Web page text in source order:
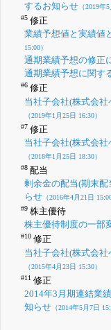
するお知らせ（2019年5
#5修正
業績予想値と実績値
15:00）
通期業績予想の修正
通期業績予想に関す
#6修正
当社子会社(株式会
（2019年1月25日 16:30）
#7 修正
当社子会社(株式会
（2018年1月25日 18:30）
#8配当
剰余金の配当(期末
らせ（2016年4月21日 15:00
#9株主優待
株主優待制度の一部
#10修正
当社子会社(株式会
（2015年4月23日 15:30）
#11修正
2014年3月期連結業
知らせ（2014年5月7日